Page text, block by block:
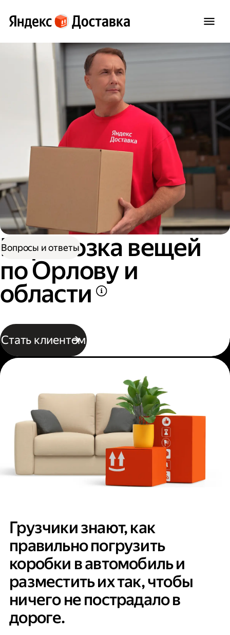
Перевозка вещей
по Орлову и
области
Стать клиентом
Вопросы и ответы
Грузчики знают, как
правильно погрузить
коробки в автомобиль и
разместить их так, чтобы
ничего не пострадало в
дороге.